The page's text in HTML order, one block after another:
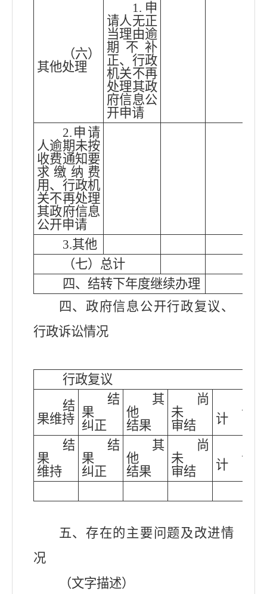
（六）
其他处理
1.申
请人无正
当理由逾
期不补
正、行政
机关不再
处理其政
府信息公
开申请
2.申请
人逾期未按
收费通知要
求缴纳费
用、行政机
关不再处理
其政府信息
公开申请
3.其他
（七）总计
四、结转下年度继续办理
四、政府信息公开行政复议、
行政诉讼情况
行政复议
结
果维持
结
果
纠正
其
他
结果
尚
未
审结
总
计
结
果
维持
结
果
纠正
其
他
结果
尚
未
审结
总
计
五、存在的主要问题及改进情
况
（文字描述）